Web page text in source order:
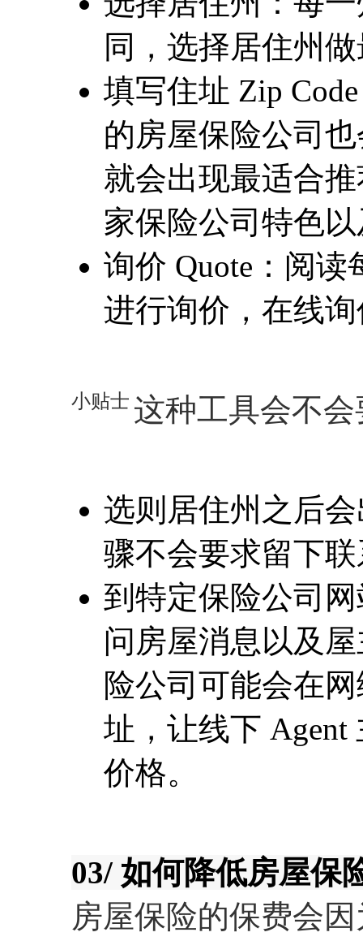
同，选择居住州
填写住址 Zip
的房屋保险公司
就会出现最适合
家保险公司特色
询价 Quote：阅
进行询价，在线
小贴士 这种工具会不
选则居住州之后
骤不会要求留下
到特定保险公司
问房屋消息以及
险公司可能会在
址，让线下
价格。
03/ 如何降低房屋保
房屋保险的保费会